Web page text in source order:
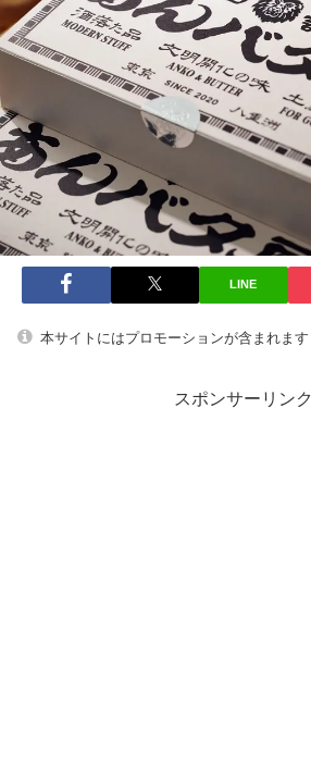
LINE
本サイトにはプロモーションが含まれます
スポンサーリンク